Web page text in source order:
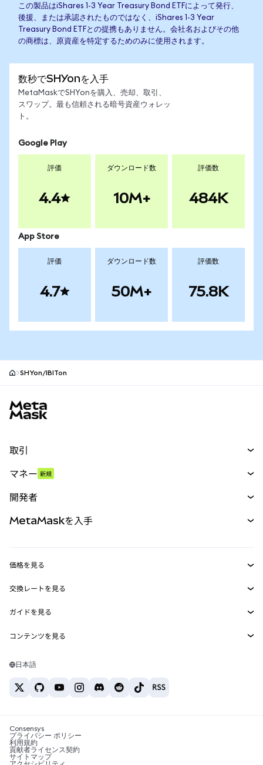
この製品はiShares 1-3 Year Treasury Bond ETFによって発行、
後援、または承認されたものではなく、iShares 1-3 Year
Treasury Bond ETFとの提携もありません。会社名およびその他
の商標は、原資産を特定するためのみに使用されます。
数秒でSHYonを入手
MetaMaskでSHYonを購入、売却、取引、
スワップ。最も信頼される暗号資産ウォレッ
ト。
Google Play
評価
4.4
ダウンロード数
10M+
評価数
484K
App Store
評価
4.7
ダウンロード数
50M+
評価数
75.8K
SHYon/IBITon
取引
パーペチュアル
RWA
マネー 新規
開発者
MetaMask Connect
Snaps
Web3サービス
MetaMaskを入手
セキュリティ
サポート
キャリア
お問い合わせ
価格を見る
イーサリアムの価格
Solanaの価格
Tetherの価格
交換レートを見る
ETH→USD
USDT→INR
BTC→INR
ETH→USDT
ガイドを見る
ETHの購入
USDTの購入
SHIBの購入
BNBの購入
コンテンツを見る
Solanaウォレット
税制関連ニュース
暗号資産の購入方法は？
日本語
Consensys
プライバシー ポリシー
利用規約
貢献者ライセンス契約
サイトマップ